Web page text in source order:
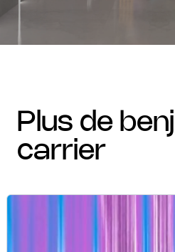
plus de benjamin
carrier